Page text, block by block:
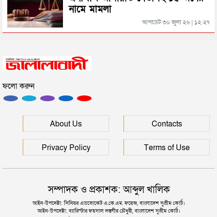
ছাত্রদলকে ‘রক্ষায়’ মাঠে নামলেন যুবদল নেতা রবিউল
সিলেটের কদমতলী থেকে আটক ৭ জন
নামে মামলা
আপডেট ৩০ জুলা ২৬ | ১২:২৭
ফলো করুন
About Us Contacts
Privacy Policy Terms of Use
সম্পাদক ও প্রকাশক: আব্দুল খালিক
আইন-উপদেষ্টা: সিনিয়র এডভোকেট এ.কে.এম. ফয়েজ, বাংলাদেশ সুপ্রীম কোর্ট।
আইন-উপদেষ্টা: ব্যারিস্টার ফয়সাল দস্তগীর চৌধুরী, বাংলাদেশ সুপ্রীম কোর্ট।